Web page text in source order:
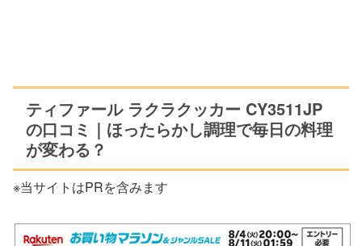
ティファール ラクラクッカー CY3511JP
の口コミ｜ほったらかし調理で毎日の料理
が変わる？
※当サイトはPRを含みます